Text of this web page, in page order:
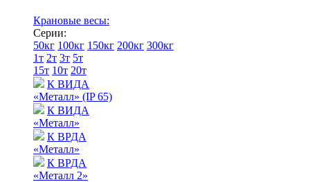
Крановые весы:
Серии:
50кг 100кг 150кг 200кг 300кг
1т 2т 3т 5т
15т 10т 20т
К ВИДА
«Металл» (IP 65)
К ВИДА
«Металл»
К ВРДА
«Металл»
К ВРДА
«Металл 2»